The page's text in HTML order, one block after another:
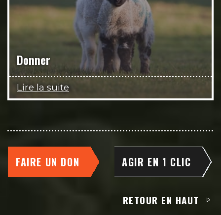
Donner
Lire la suite
FAIRE UN DON AGIR EN 1 CLIC
RETOUR EN HAUT